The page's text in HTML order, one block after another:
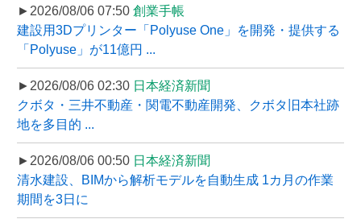
►2026/08/06 07:50 創業手帳
建設用3Dプリンター「Polyuse One」を開発・提供する
「Polyuse」が11億円 ...
►2026/08/06 02:30 日本経済新聞
クボタ・三井不動産・関電不動産開発、クボタ旧本社跡
地を多目的 ...
►2026/08/06 00:50 日本経済新聞
清水建設、BIMから解析モデルを自動生成 1カ月の作業
期間を3日に